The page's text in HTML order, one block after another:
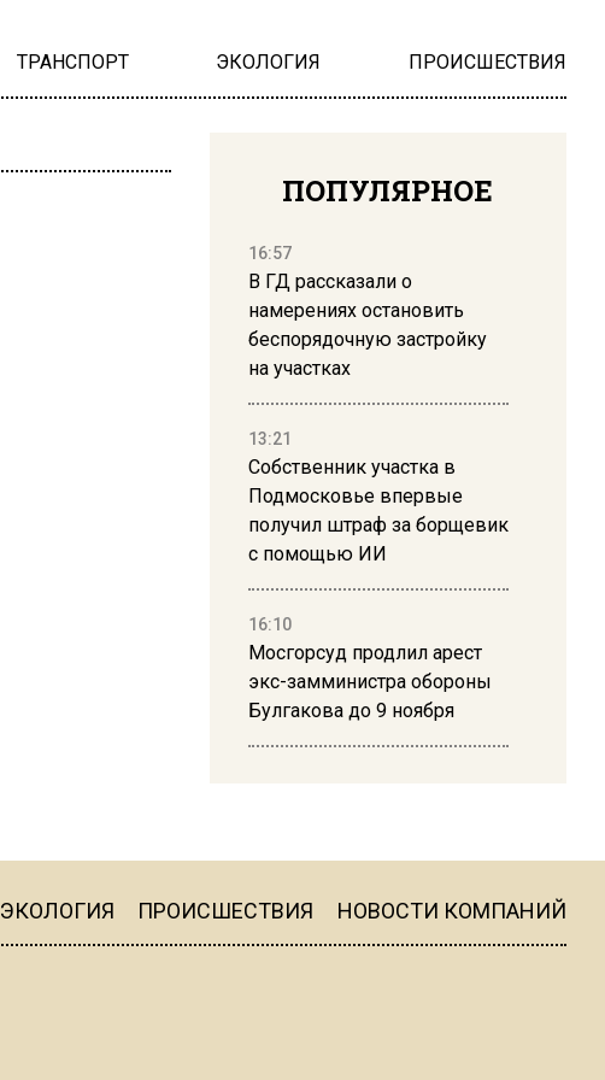
ТРАНСПОРТ ЭКОЛОГИЯ ПРОИСШЕСТВИЯ
ПОПУЛЯРНОЕ
16:57
В ГД рассказали о
намерениях остановить
беспорядочную застройку
на участках
13:21
Собственник участка в
Подмосковье впервые
получил штраф за борщевик
с помощью ИИ
16:10
Мосгорсуд продлил арест
экс-замминистра обороны
Булгакова до 9 ноября
16:19
ЭКОЛОГИЯ ПРОИСШЕСТВИЯ НОВОСТИ КОМПАНИЙ